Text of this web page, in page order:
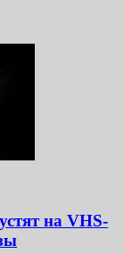
на VHS-